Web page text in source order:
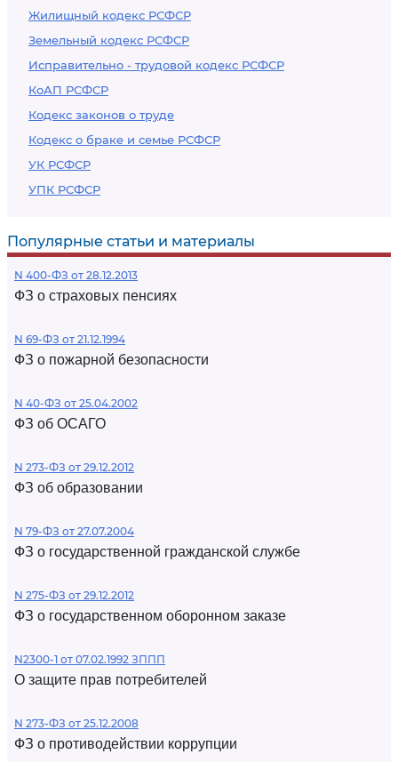
Жилищный кодекс РСФСР
Земельный кодекс РСФСР
Исправительно - трудовой кодекс РСФСР
КоАП РСФСР
Кодекс законов о труде
Кодекс о браке и семье РСФСР
УК РСФСР
УПК РСФСР
Популярные статьи и материалы
N 400-ФЗ от 28.12.2013
ФЗ о страховых пенсиях
N 69-ФЗ от 21.12.1994
ФЗ о пожарной безопасности
N 40-ФЗ от 25.04.2002
ФЗ об ОСАГО
N 273-ФЗ от 29.12.2012
ФЗ об образовании
N 79-ФЗ от 27.07.2004
ФЗ о государственной гражданской службе
N 275-ФЗ от 29.12.2012
ФЗ о государственном оборонном заказе
N2300-1 от 07.02.1992 ЗППП
О защите прав потребителей
N 273-ФЗ от 25.12.2008
ФЗ о противодействии коррупции